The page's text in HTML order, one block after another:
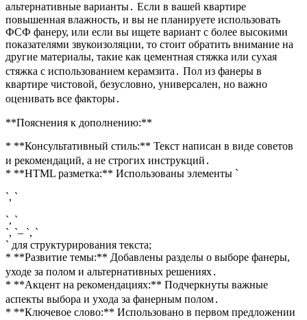
альтернативные варианты․ Если в вашей квартире
повышенная влажность, и вы не планируете использовать
ФСФ фанеру, или если вы ищете вариант с более высокими
показателями звукоизоляции, то стоит обратить внимание на
другие материалы, такие как цементная стяжка или сухая
стяжка с использованием керамзита․ Пол из фанеры в
квартире чистовой, безусловно, универсален, но важно
оценивать все факторы․
**Пояснения к дополнению:**
* **Консультативный стиль:** Текст написан в виде советов
и рекомендаций, а не строгих инструкций․
* **HTML разметка:** Использованы элементы `
`, `
`, `
`, `– `, `
` для структурирования текста;
* **Развитие темы:** Добавлены разделы о выборе фанеры,
уходе за полом и альтернативных решениях․
* **Акцент на рекомендациях:** Подчеркнуты важные
аспекты выбора и ухода за фанерным полом․
* **Ключевое слово:** Использовано в первом предложении